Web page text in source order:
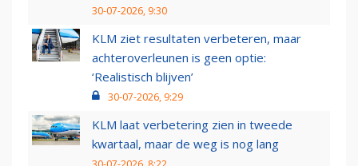
30-07-2026, 9:30
KLM ziet resultaten verbeteren, maar
achteroverleunen is geen optie:
‘Realistisch blijven’
30-07-2026, 9:29
KLM laat verbetering zien in tweede
kwartaal, maar de weg is nog lang